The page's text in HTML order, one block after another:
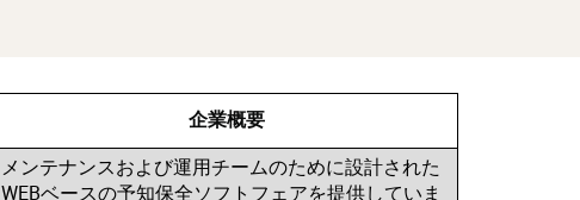
企業概要
メンテナンスおよび運用チームのために設計された
WEBベースの予知保全ソフトフェアを提供していま